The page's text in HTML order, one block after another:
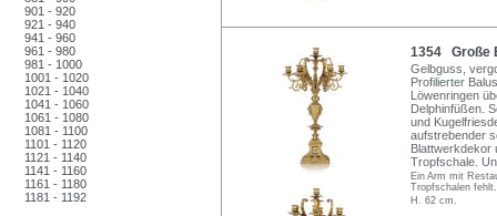
901 - 920
921 - 940
941 - 960
961 - 980
981 - 1000
1001 - 1020
1021 - 1040
1041 - 1060
1061 - 1080
1081 - 1100
1101 - 1120
1121 - 1140
1141 - 1160
1161 - 1180
1181 - 1192
1354 Große
Gelbguss,
Profilierter
Löwenringen
Delphinfüßen.
und
aufstrebender
Blattwerkdekor
Tropfschale.
Ein Arm mit
Tropfschalen
H. 62 cm.